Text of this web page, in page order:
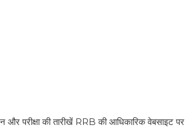
की तारीखें RRB की आधिकारिक वेबसाइट पर